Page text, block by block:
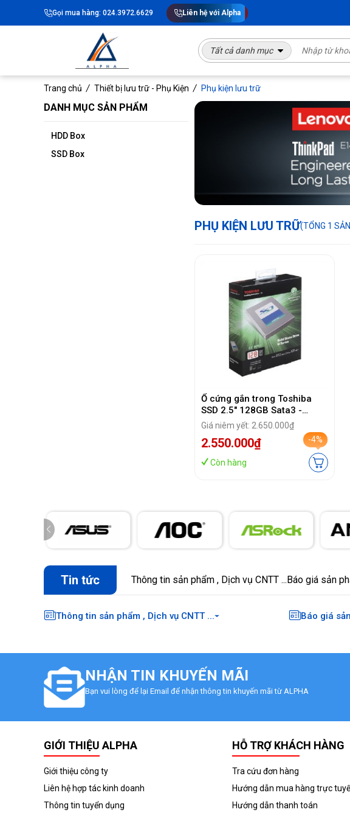
Gọi mua hàng: 024.3972.6629 Liên hệ với Alpha
Tất cả danh mục
Trang chủ Thiết bị lưu trữ - Phụ Kiện Phụ kiện lưu trữ
DANH MỤC SẢN PHẨM
HDD Box
SSD Box
PHỤ KIỆN LƯU TRỮ(TỔNG 1
Ổ cứng gắn trong Toshiba
SSD 2.5" 128GB Sata3 -
HDTS212AZSTA
Giá niêm yết: 2.650.000₫
2.550.000₫
Còn hàng
-4%
Tin tức Thông tin sản phẩm , Dịch vụ CNTT ... Báo giá sản
Thông tin sản phẩm , Dịch vụ CNTT ... Báo giá
NHẬN TIN KHUYẾN MÃI
Bạn vui lòng để lại Email để nhận thông tin khuyến mãi từ ALPHA
GIỚI THIỆU ALPHA
Giới thiệu công ty
Liên hệ hợp tác kinh doanh
Thông tin tuyển dụng
HỖ TRỢ KHÁCH HÀNG
Tra cứu đơn hàng
Hướng dẫn mua hàng trực
Hướng dẫn thanh toán